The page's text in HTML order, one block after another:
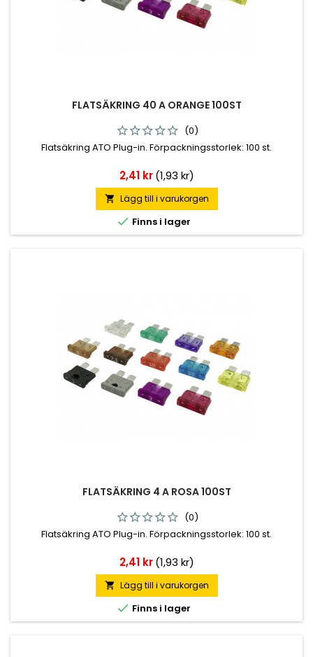
FLATSÄKRING 40 A ORANGE 100ST
(0)
Flatsäkring ATO Plug-in. Förpackningsstorlek: 100 st.
Pris
2,41 kr (1,93 kr)
 Lägg till i varukorgen
 Finns i lager
FLATSÄKRING 4 A ROSA 100ST
(0)
Flatsäkring ATO Plug-in. Förpackningsstorlek: 100 st.
Pris
2,41 kr (1,93 kr)
 Lägg till i varukorgen
 Finns i lager